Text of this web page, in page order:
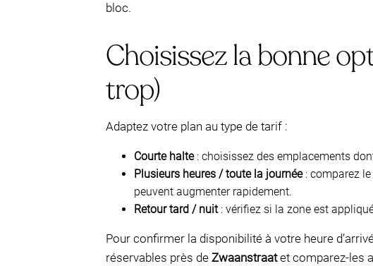
bloc.
Choisissez la bonne
trop)
Adaptez votre plan au type de tarif :
Courte halte: choisissez des emplacements
Plusieurs heures / toute la journée: comparez le
peuvent augmenter rapidement.
Retour tard / nuit: vérifiez si la zone est
Pour confirmer la disponibilité à votre heure
réservables près de Zwaanstraatet comparez-les